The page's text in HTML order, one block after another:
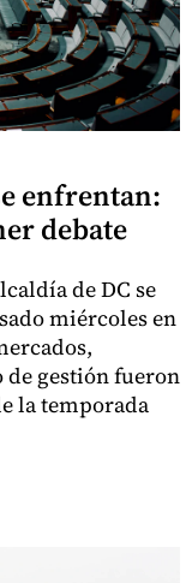
enfrentan:
debate
de DC se
miércoles en
gestión fueron
la temporada